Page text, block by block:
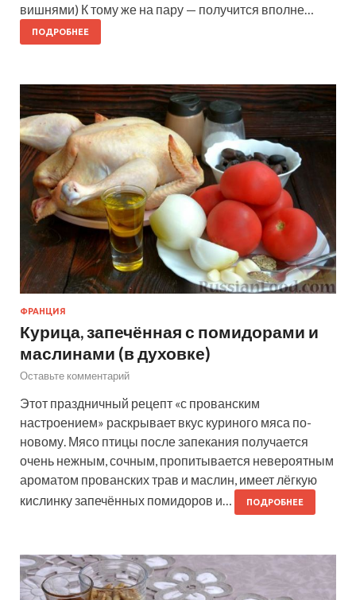
вишнями) К тому же на пару — получится вполне…
ПОДРОБНЕЕ
ФРАНЦИЯ
Курица, запечённая с помидорами и
маслинами (в духовке)
Оставьте комментарий
Этот праздничный рецепт «с прованским
настроением» раскрывает вкус куриного мяса по-
новому. Мясо птицы после запекания получается
очень нежным, сочным, пропитывается невероятным
ароматом прованских трав и маслин, имеет лёгкую
кислинку запечённых помидоров и…
ПОДРОБНЕЕ